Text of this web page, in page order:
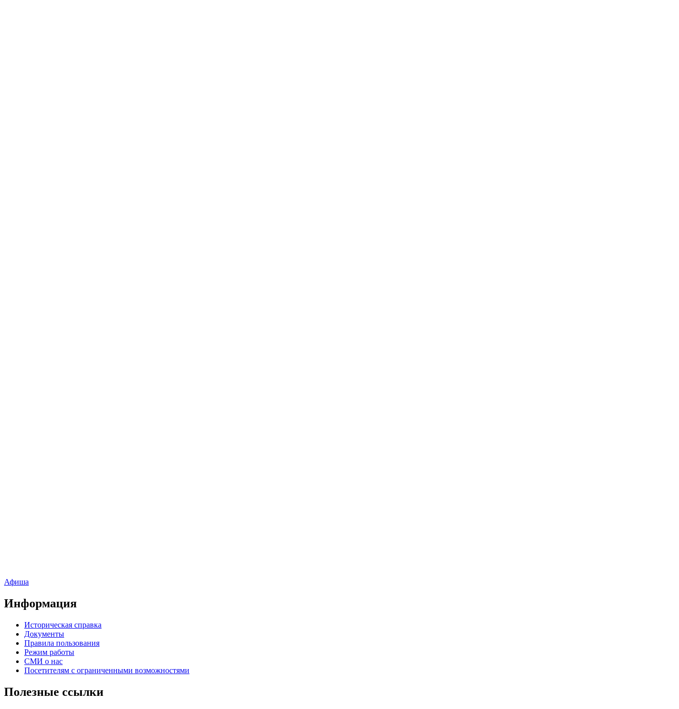
Афиша
Информация
Историческая справка
Документы
Правила пользования
Режим работы
СМИ о нас
Посетителям с ограниченными возможностями
Полезные ссылки